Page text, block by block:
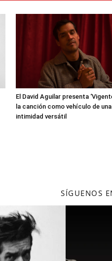
El David Aguilar presenta
la canción como vehículo de una
intimidad versátil
SÍGUENOS